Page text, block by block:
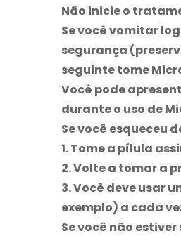
Não inicie o
Se você vomitar
segurança
seguinte tome
Você pode
durante o uso de
Se você esqueceu
1. Tome a pílula
2. Volte a tomar a
3. Você deve usar
exemplo) a cada
Se você não